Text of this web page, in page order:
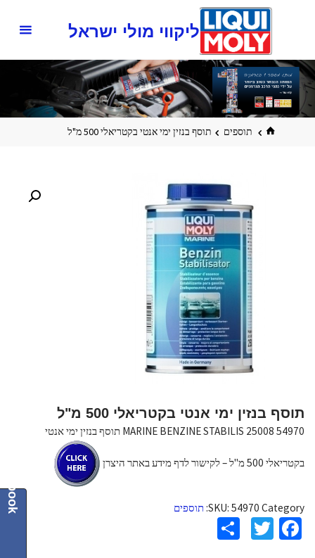
ליקווי מולי ישראל
תוספים תוסף בנזין ימי אנטי בקטריאלי 500 מ"ל
תוסף בנזין ימי אנטי בקטריאלי 500 מ"ל
54970 25008 MARINE BENZINE STABILIS תוסף בנזין ימי אנטי
בקטריאלי 500 מ"ל – לקישור לדף מידע באתר היצרן
SKU: 54970 Category: תוספים
Fa
T
Facebook